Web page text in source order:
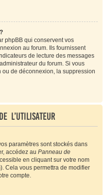
phpBB qui conservent vos
au forum. Ils fournissent
de lecture des messages
du forum. Si vous
de déconnexion, la suppression
l’utilisateur
paramètres sont stockés dans
accédez au Panneau de
en cliquant sur votre nom
Cela vous permettra de modifier
compte.